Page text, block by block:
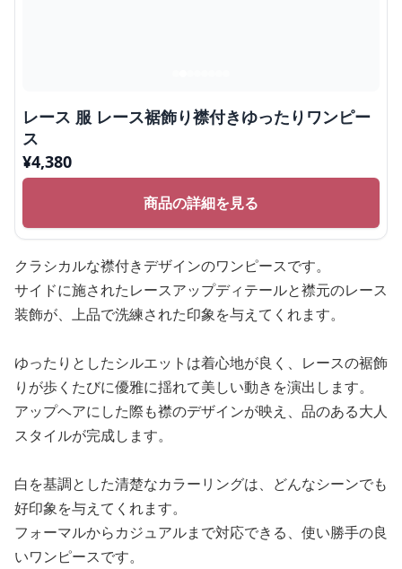
レース 服 レース裾飾り襟付きゆったりワンピー
ス
¥4,380
商品の詳細を見る
クラシカルな襟付きデザインのワンピースです。
サイドに施されたレースアップディテールと襟元のレース
装飾が、上品で洗練された印象を与えてくれます。
ゆったりとしたシルエットは着心地が良く、レースの裾飾
りが歩くたびに優雅に揺れて美しい動きを演出します。
アップヘアにした際も襟のデザインが映え、品のある大人
スタイルが完成します。
白を基調とした清楚なカラーリングは、どんなシーンでも
好印象を与えてくれます。
フォーマルからカジュアルまで対応できる、使い勝手の良
いワンピースです。